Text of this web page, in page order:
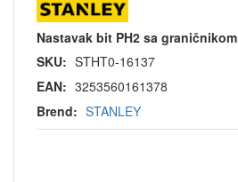
Nastavak bit PH2 sa graničnikom
SKU: STHT0-16137
EAN: 3253560161378
Brend: STANLEY